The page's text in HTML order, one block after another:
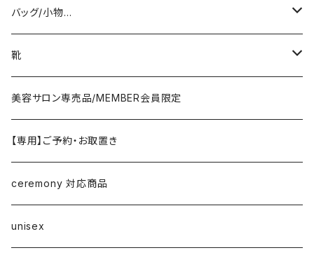
ヤマトドレス／dolly-sean／DONEEYU／他
lovint
RISLEY
CHIGNON／YENN／Mewl
LEMELANGE／ESPEYRAC
anana
coat/down
jacket/blouson
tops
knit/sweat/parker
T-shirt/cutsew
bottom
denim
pants
one-piece/salopette
inner/underwear
pierce/earring/ear cuff
necklace/top
ring
bracelet/anklet
hair accessory
corsage/broach
バッグ/小物…
bag
stol・muffler・scarf
belt
hat・cap
arm cover
靴
sandal
sneaker
loafer／flat shoes
pumps・mule
美容サロン専売品/MEMBER会員限定
【専用】ご予約・お取置き
ceremony 対応商品
unisex